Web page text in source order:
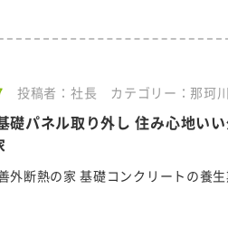
投稿者：社長 カテゴリー：那珂
礎パネル取り外し 住み心地い
外断熱の家 基礎コンクリートの養